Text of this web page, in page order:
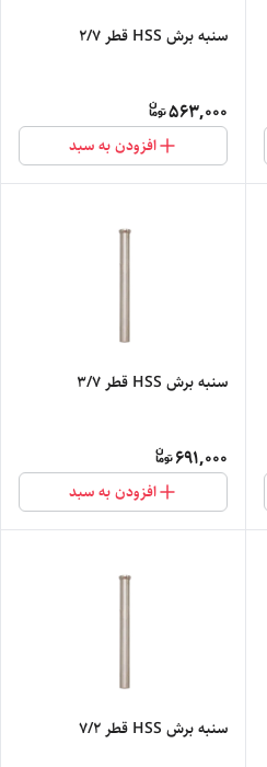
سنبه برش HSS قطر 2/7
563,000
افزودن به سبد
سنبه برش HSS قطر 3/7
691,000
افزودن به سبد
سنبه برش HSS قطر 7/2